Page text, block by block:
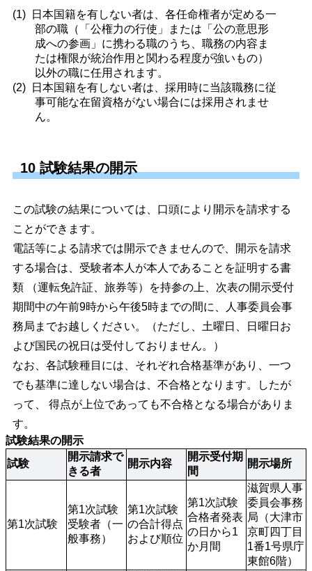
日本国籍を有しない者は、各任命権者が定める一
部の職（「公権力の行使」または「公の意思形
成への参画」に携わる職のうち、職務の内容ま
たは権限が統治作用と関わる程度が強いもの）
以外の職に任用されます。
日本国籍を有しない者は、採用時に当該職務に従
事可能な在留資格がない場合には採用されませ
ん。
10 試験結果の開示
この試験の結果については、口頭により開示を請求する
ことができます。
電話等による請求では開示できませんので、開示を請求
する場合は、受験者本人が本人であることを証明する書
類 （運転免許証、旅券等）を持参の上、次表の開示受付
期間中の午前9時から午後5時までの間に、人事委員会事
務局までお越しください。（ただし、土曜日、日曜日お
よび国民の祝日は受付しておりません。）
なお、各試験種目には、それぞれ合格基準があり、一つ
でも基準に達しない場合は、不合格となります。したが
って、 得点が上位であっても不合格となる場合がありま
す。
試験結果の開示
試験
開示請求で
きる者
開示内容
開示受付期
間
開示場所
第1次試験
第1次試験
受験者（一
般事務）
第1次試験
の合計得点
および順位
第1次試験
合格者発表
の日から1
か月間
滋賀県人事
委員会事務
局（大津市
京町四丁目
1番1号県庁
東館6階）